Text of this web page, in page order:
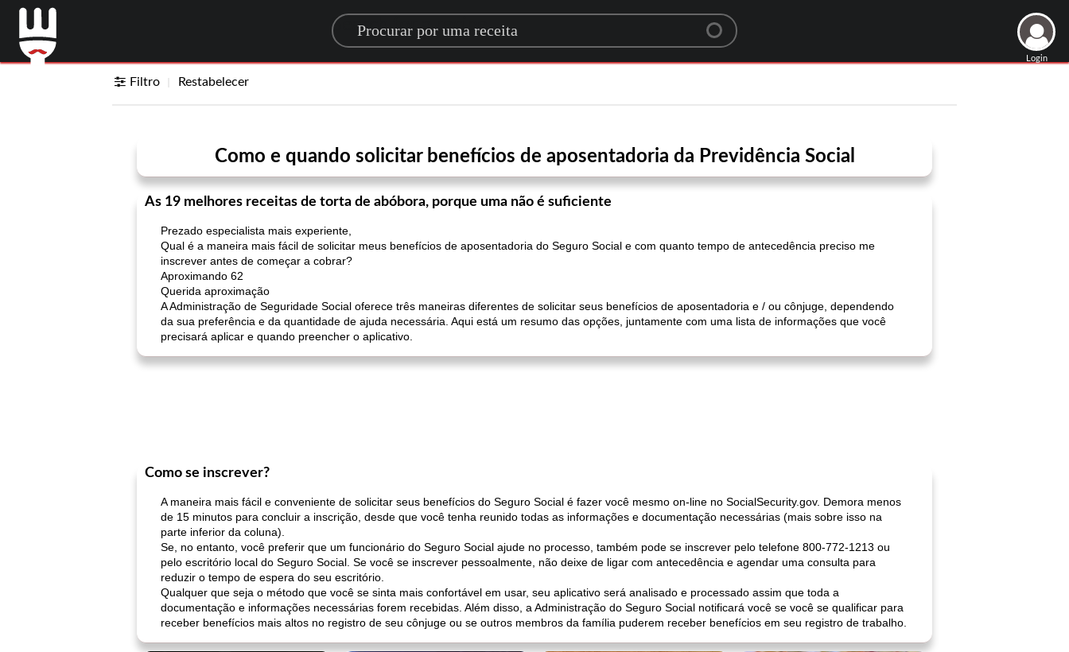
Search for a recipe
Login
Filtro Restabelecer
Como e quando solicitar benefícios de aposentadoria da Previdência Social
As 19 melhores receitas de torta de abóbora, porque uma não é suficiente
Prezado especialista mais experiente,
Qual é a maneira mais fácil de solicitar meus benefícios de aposentadoria do Seguro Social e com quanto tempo de antecedência preciso me
inscrever antes de começar a cobrar?
Aproximando 62
Querida aproximação
A Administração de Seguridade Social oferece três maneiras diferentes de solicitar seus benefícios de aposentadoria e / ou cônjuge, dependendo
da sua preferência e da quantidade de ajuda necessária. Aqui está um resumo das opções, juntamente com uma lista de informações que você
precisará aplicar e quando preencher o aplicativo.
Como se inscrever?
A maneira mais fácil e conveniente de solicitar seus benefícios do Seguro Social é fazer você mesmo on-line no SocialSecurity.gov. Demora menos
de 15 minutos para concluir a inscrição, desde que você tenha reunido todas as informações e documentação necessárias (mais sobre isso na
parte inferior da coluna).
Se, no entanto, você preferir que um funcionário do Seguro Social ajude no processo, também pode se inscrever pelo telefone 800-772-1213 ou
pelo escritório local do Seguro Social. Se você se inscrever pessoalmente, não deixe de ligar com antecedência e agendar uma consulta para
reduzir o tempo de espera do seu escritório.
Qualquer que seja o método que você se sinta mais confortável em usar, seu aplicativo será analisado e processado assim que toda a
documentação e informações necessárias forem recebidas. Além disso, a Administração do Seguro Social notificará você se você se qualificar para
receber benefícios mais altos no registro de seu cônjuge ou se outros membros da família puderem receber benefícios em seu registro de trabalho.